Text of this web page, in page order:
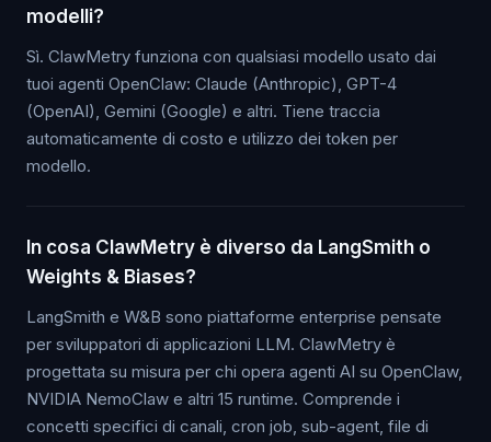
modelli?
Sì. ClawMetry funziona con qualsiasi modello usato dai
tuoi agenti OpenClaw: Claude (Anthropic), GPT-4
(OpenAI), Gemini (Google) e altri. Tiene traccia
automaticamente di costo e utilizzo dei token per
modello.
In cosa ClawMetry è diverso da LangSmith o
Weights & Biases?
LangSmith e W&B sono piattaforme enterprise pensate
per sviluppatori di applicazioni LLM. ClawMetry è
progettata su misura per chi opera agenti AI su OpenClaw,
NVIDIA NemoClaw e altri 15 runtime. Comprende i
concetti specifici di canali, cron job, sub-agent, file di